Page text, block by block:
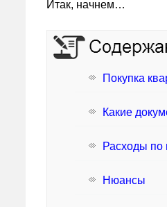
Итак, начнем…
Покупка
Какие
Расходы по
Нюансы